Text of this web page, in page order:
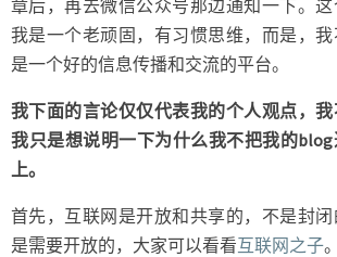
章后，再去微信公众号那边通知一下。
我是一个老顽固，有习惯思维，而是，
是一个好的信息传播和交流的平台。
我下面的言论仅仅代表我的个人观点，我
我只是想说明一下为什么我不把我的
上。
首先，互联网是开放和共享的，不是封
是需要开放的，大家可以看看互联网之子。